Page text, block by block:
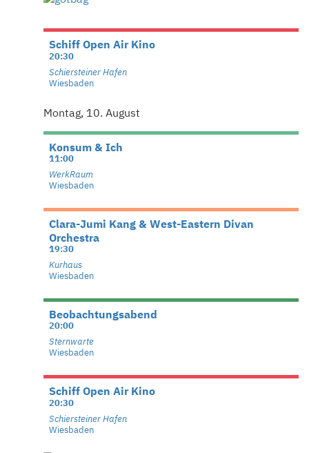
Schiff Open Air Kino
20:30
Schiersteiner Hafen
Wiesbaden
Montag, 10. August
Konsum & Ich
11:00
WerkRaum
Wiesbaden
Clara-Jumi Kang & West-Eastern Divan
Orchestra
19:30
Kurhaus
Wiesbaden
Beobachtungsabend
20:00
Sternwarte
Wiesbaden
Schiff Open Air Kino
20:30
Schiersteiner Hafen
Wiesbaden